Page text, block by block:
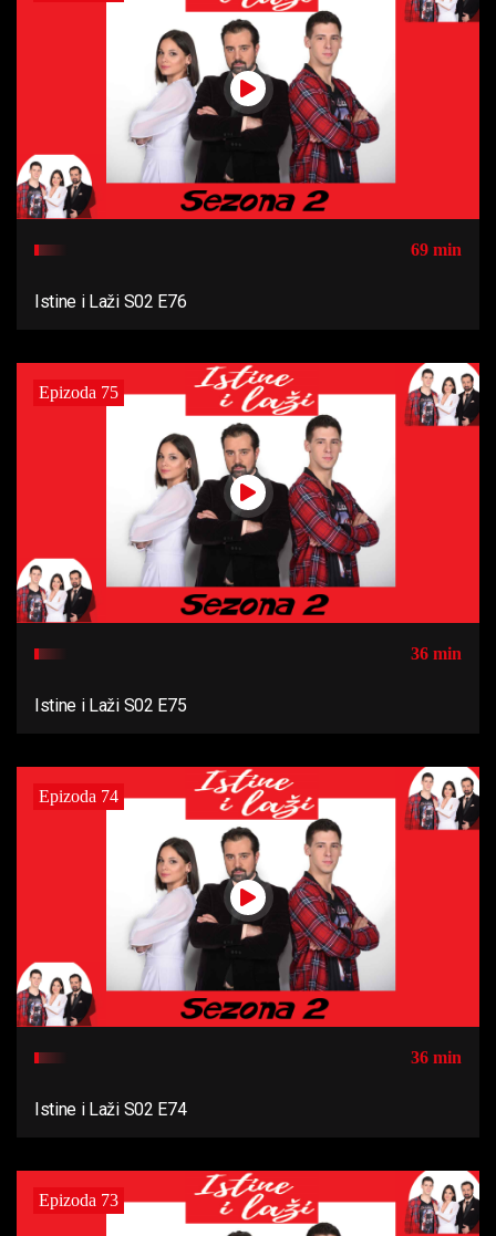
69 min
Istine i Laži S02 E76
Epizoda 75
36 min
Istine i Laži S02 E75
Epizoda 74
36 min
Istine i Laži S02 E74
Epizoda 73